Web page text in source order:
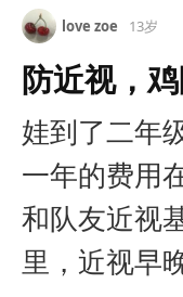
love zoe 13岁
防近视，
娃到了二年
一年的费用
和队友近视
里，近视早